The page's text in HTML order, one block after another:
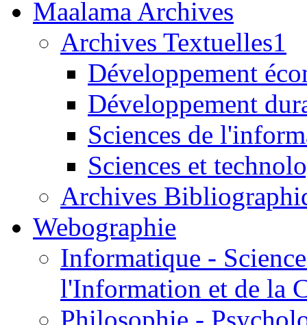
Maalama Archives
Archives Textuelles1
Développement
Développement
Sciences de
Sciences et
Archives
Webographie
Informatique -
l'Information et de la